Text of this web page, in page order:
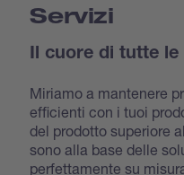
Servizi
Il cuore di tutte le
Miriamo a mantenere
efficienti con i tuoi
del prodotto superiore
sono alla base delle
perfettamente su